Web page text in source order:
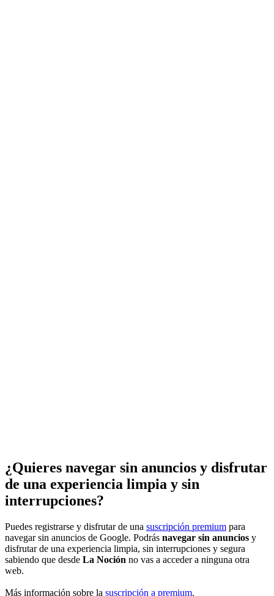
¿Quieres navegar sin anuncios y disfrutar
de una experiencia limpia y sin
interrupciones?
Puedes registrarse y disfrutar de una suscripción premium para
navegar sin anuncios de Google. Podrás navegar sin anuncios y
disfrutar de una experiencia limpia, sin interrupciones y segura
sabiendo que desde La Noción no vas a acceder a ninguna otra
web.
Más información sobre la suscripción a premium.